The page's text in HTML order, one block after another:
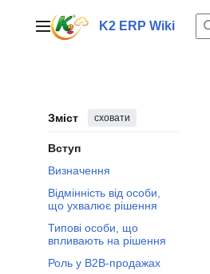
вмісту Головне менюK2 ERP Wiki
Зміст сховати
Вступ
Визначення
Відмінність від особи,
що ухвалює рішення
Типові особи, що
впливають на рішення
Роль у B2B-продажах